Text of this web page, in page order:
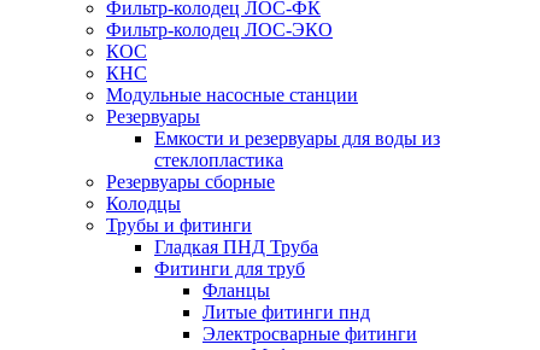
Фильтр-колодец ЛОС-ФК
Фильтр-колодец ЛОС-ЭКО
КОС
КНС
Модульные насосные станции
Резервуары
Емкости и резервуары для воды из
стеклопластика
Резервуары сборные
Колодцы
Трубы и фитинги
Гладкая ПНД Труба
Фитинги для труб
Фланцы
Литые фитинги пнд
Электросварные фитинги